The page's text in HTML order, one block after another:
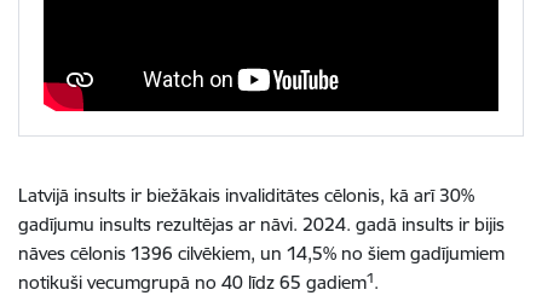
Latvijā insults ir biežākais invaliditātes cēlonis, kā arī 30%
gadījumu insults rezultējas ar nāvi. 2024. gadā insults ir bijis
nāves cēlonis 1396 cilvēkiem, un 14,5% no šiem gadījumiem
notikuši vecumgrupā no 40 līdz 65 gadiem1.